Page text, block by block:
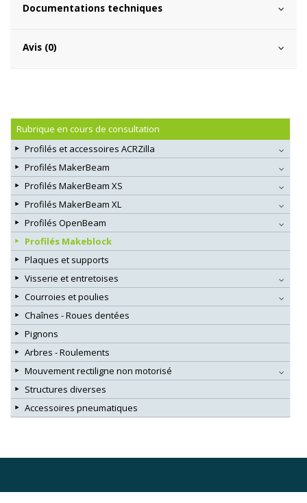
Documentations techniques
Avis (0)
Rubrique en cours de consultation
Profilés et accessoires ACRZilla
Profilés MakerBeam
Profilés MakerBeam XS
Profilés MakerBeam XL
Profilés OpenBeam
Profilés Makeblock
Plaques et supports
Visserie et entretoises
Courroies et poulies
Chaînes - Roues dentées
Pignons
Arbres - Roulements
Mouvement rectiligne non motorisé
Structures diverses
Accessoires pneumatiques